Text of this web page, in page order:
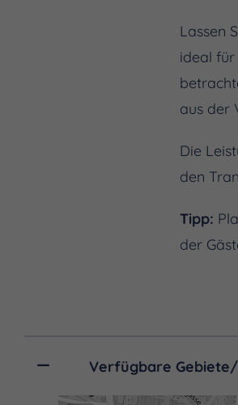
Lassen
ideal
aus der
Die
den
Tipp:
der
Verfügbare